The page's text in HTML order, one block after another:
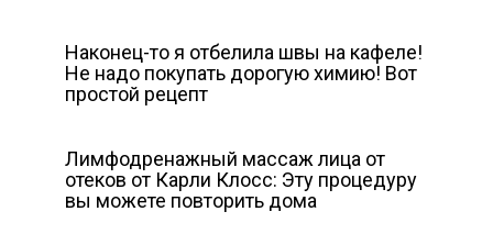
Наконец-то я отбелила швы на кафеле!
Не надо покупать дорогую химию! Вот
простой рецепт
Лимфодренажный массаж лица от
отеков от Карли Клосс: Эту процедуру
вы можете повторить дома